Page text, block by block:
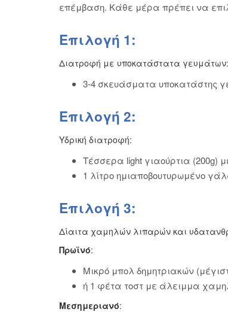
επέμβαση. Κάθε μέρα πρέπει να
Επιλογή 1:
Διατροφή με υποκατάστατα γευμάτων:
3-4 σκευάσματα υποκατάστης
Επιλογή 2:
Υδρική διατροφή:
Τέσσερα light γιαούρτια (200g)
1 λίτρο ημιαποβουτυρωμένο
Επιλογή 3:
Δίαιτα χαμηλών λιπαρών και
Πρωϊνό:
Μικρό μπολ δημητριακών
ή 1 φέτα τοστ με άλειμμα
Μεσημεριανό: